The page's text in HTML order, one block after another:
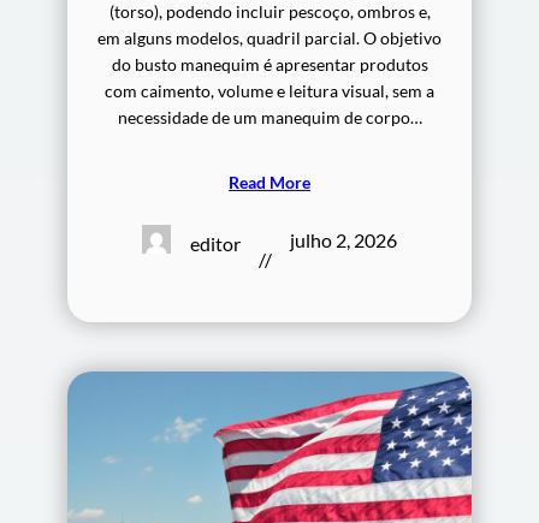
(torso), podendo incluir pescoço, ombros e,
em alguns modelos, quadril parcial. O objetivo
do busto manequim é apresentar produtos
com caimento, volume e leitura visual, sem a
necessidade de um manequim de corpo…
Read More
editor
//
julho 2, 2026